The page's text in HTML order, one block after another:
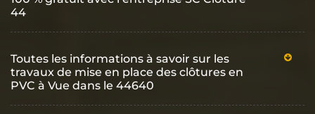
44
Toutes les informations à savoir sur les
travaux de mise en place des clôtures en
PVC à Vue dans le 44640